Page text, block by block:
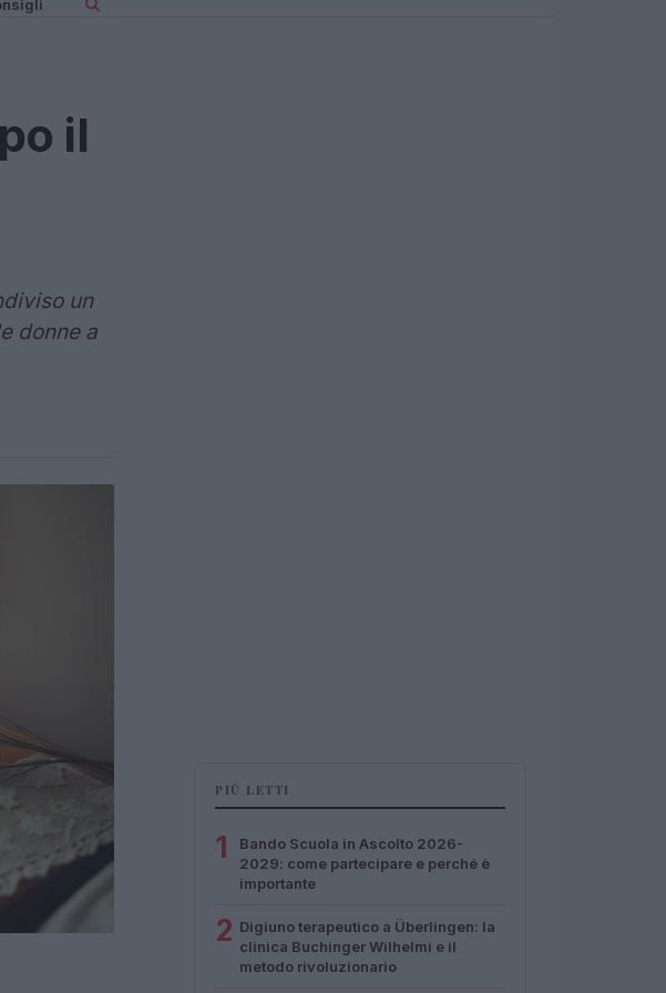
il
un
donne a
PIÙ LETTI
1
Bando Scuola in Ascolto 2026-
2029: come partecipare e perché è
importante
2 Digiuno terapeutico a Überlingen: la
clinica Buchinger Wilhelmi e il
metodo rivoluzionario